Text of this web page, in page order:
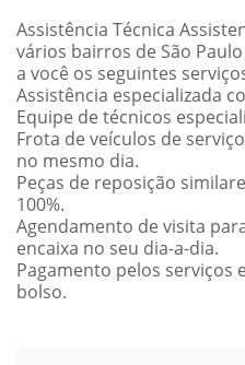
Assistência Técnica
vários bairros de São
a você os seguintes
Assistência especializada
Equipe de técnicos
Frota de veículos de
no mesmo dia.
Peças de reposição
100%.
Agendamento de visita
encaixa no seu dia-a-dia.
Pagamento pelos serviços
bolso.